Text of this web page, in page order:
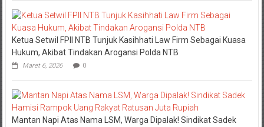
Ketua Setwil FPII NTB Tunjuk Kasihhati Law Firm Sebagai Kuasa
Hukum, Akibat Tindakan Arogansi Polda NTB
Maret 6, 2026 0
Mantan Napi Atas Nama LSM, Warga Dipalak! Sindikat Sadek